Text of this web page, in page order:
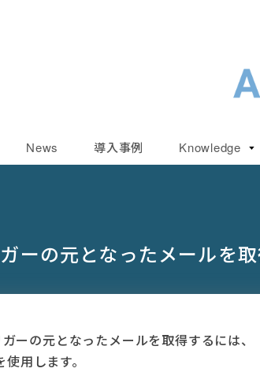
News 導入事例 Knowledge
ーの元となったメールを
ーの元となったメールを取得するには
用します。